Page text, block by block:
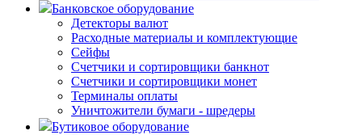
Банковское оборудование
Детекторы валют
Расходные материалы и комплектующие
Сейфы
Счетчики и сортировщики банкнот
Счетчики и сортировщики монет
Терминалы оплаты
Уничтожители бумаги - шредеры
Бутиковое оборудование